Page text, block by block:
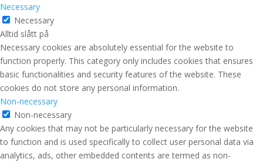
Necessary
Necessary
Alltid slått på
Necessary cookies are absolutely essential for the website to
function properly. This category only includes cookies that ensures
basic functionalities and security features of the website. These
cookies do not store any personal information.
Non-necessary
Non-necessary
Any cookies that may not be particularly necessary for the website
to function and is used specifically to collect user personal data via
analytics, ads, other embedded contents are termed as non-